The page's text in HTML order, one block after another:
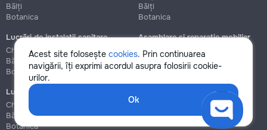
Acest site folosește cookies. Prin continuarea
navigării, îți exprimi acordul asupra folosirii cookie-
urilor.
Ok
Bălți
Botanica
Bălți
Botanica
Lucrări de instalații sanitare
Chișinău
Bălți
Botanica
Asamblare și reparație mobilier
Chișinău
Botanica
Lucrări de construcție și instalare
Chișinău
Bălți
Botanica